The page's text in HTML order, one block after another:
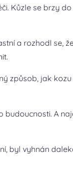
Kůzle se brzy
a rozhodl se,
způsob, jak
A
byl vyhnán